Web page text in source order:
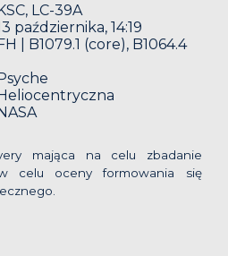
LC-39A
października, 14:19
| B1079.1 (core), B1064.4
mająca na celu zbadanie
celu oceny formowania się